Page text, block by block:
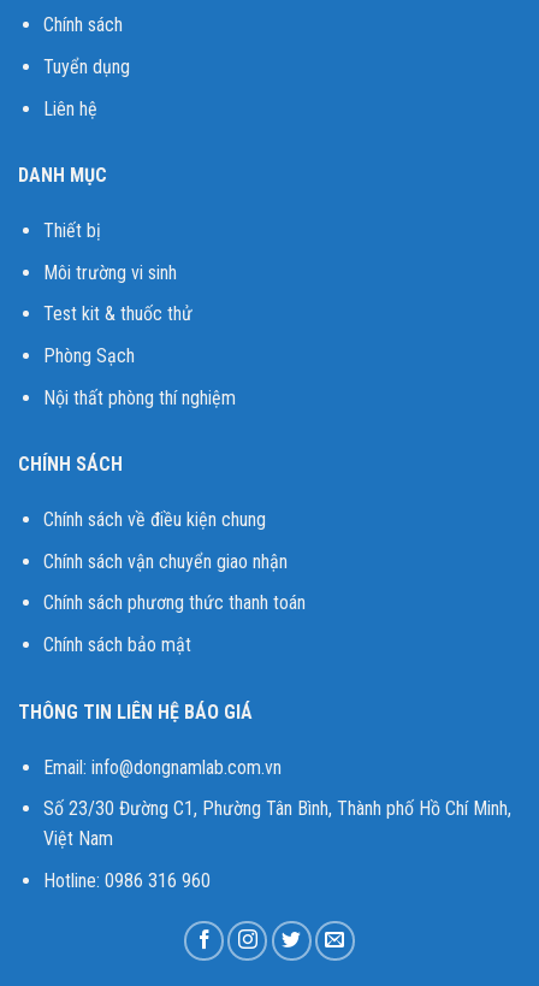
Chính sách
Tuyển dụng
Liên hệ
DANH MỤC
Thiết bị
Môi trường vi sinh
Test kit & thuốc thử
Phòng Sạch
Nội thất phòng thí nghiệm
CHÍNH SÁCH
Chính sách về điều kiện chung
Chính sách vận chuyển giao nhận
Chính sách phương thức thanh toán
Chính sách bảo mật
THÔNG TIN LIÊN HỆ BÁO GIÁ
Email: info@dongnamlab.com.vn
Số 23/30 Đường C1, Phường Tân Bình, Thành phố Hồ Chí Minh,
Việt Nam
Hotline: 0986 316 960